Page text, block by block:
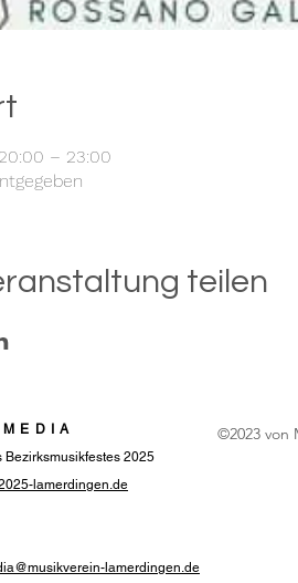
– 23:00
teilen
©2023 von
Bezirksmusikfestes 2025
lamerdingen.de
lamerdingen.de